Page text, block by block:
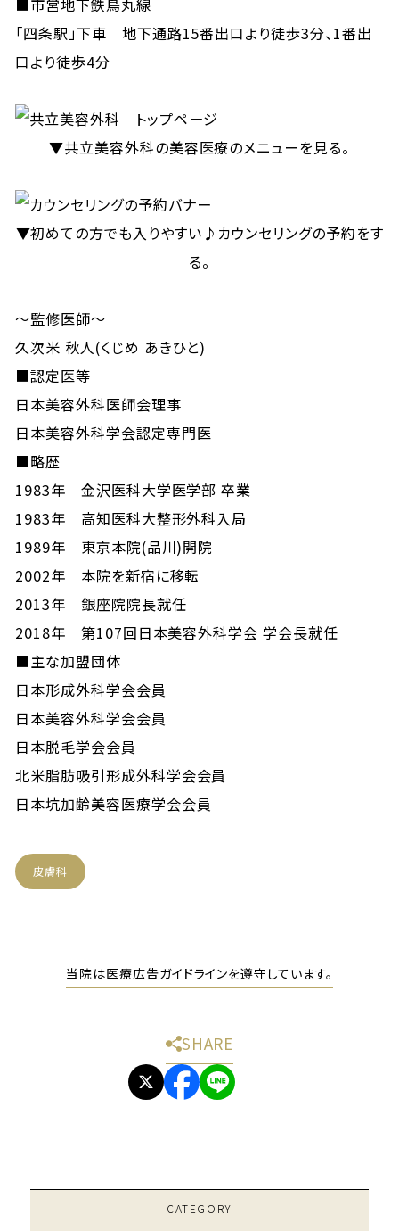
「四条駅」下車 地下通路15番出口より徒歩3分、1番出
口より徒歩4分
▼共立美容外科の美容医療のメニューを見る。
▼初めての方でも入りやすい♪カウンセリングの予約をす
る。
～監修医師～
久次米 秋人(くじめ あきひと)
■認定医等
日本美容外科医師会理事
日本美容外科学会認定専門医
■略歴
1983年 金沢医科大学医学部 卒業
1983年 高知医科大整形外科入局
1989年 東京本院(品川)開院
2002年 本院を新宿に移転
2013年 銀座院院長就任
2018年 第107回日本美容外科学会 学会長就任
■主な加盟団体
日本形成外科学会会員
日本美容外科学会会員
日本脱毛学会会員
北米脂肪吸引形成外科学会会員
日本坑加齢美容医療学会会員
皮膚科
当院は医療広告ガイドラインを遵守しています。
SHARE
CATEGORY